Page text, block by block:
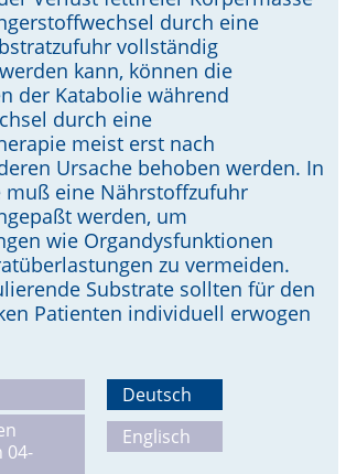
durch eine
vollständig
kann, können die
der Katabolie während
durch eine
meist erst nach
Ursache behoben werden. In
muß eine Nährstoffzufuhr
werden, um
wie Organdysfunktionen
zu vermeiden.
Substrate sollten für den
Patienten individuell erwogen
04-
Deutsch
Englisch